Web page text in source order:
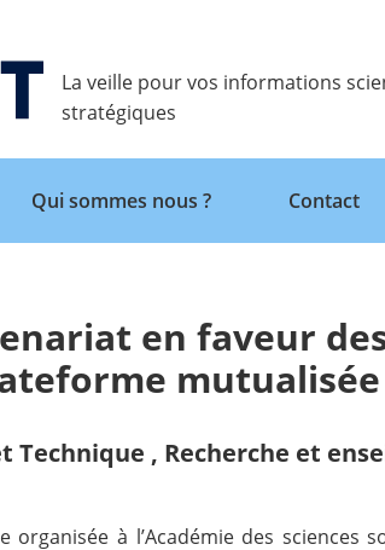
La veille pour vos informations
stratégiques
Retour
Qui sommes nous ? Contact
en faveur
mutualisée
Technique , Recherche et
organisée à l’Académie des sciences